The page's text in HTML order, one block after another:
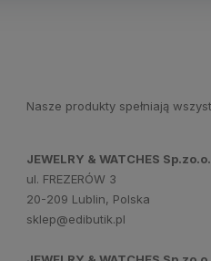
Nasze produkty spełniają
JEWELRY & WATCHES Sp.zo.o.
ul. FREZERÓW 3
20-209 Lublin, Polska
sklep@edibutik.pl